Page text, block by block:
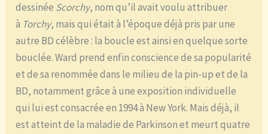
dessinée Scorchy, nom qu’il avait voulu attribuer
à Torchy, mais qui était à l’époque déjà pris par une
autre BD célèbre : la boucle est ainsi en quelque sorte
bouclée. Ward prend enfin conscience de sa popularité
et de sa renommée dans le milieu de la pin-up et de la
BD, notamment grâce à une exposition individuelle
qui lui est consacrée en 1994 à New York. Mais déjà, il
est atteint de la maladie de Parkinson et meurt quatre